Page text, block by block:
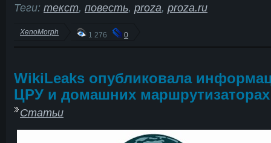
Теги: текст, повесть, proza, proza.ru
XenoMorph 1 276 0
WikiLeaks опубликовала
ЦРУ и домашних маршрутизаторах
Статьи